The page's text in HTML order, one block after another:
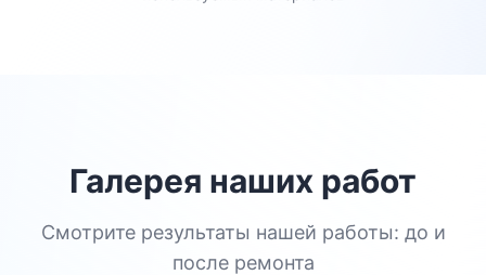
Галерея наших работ
Смотрите результаты нашей работы: до и
после ремонта